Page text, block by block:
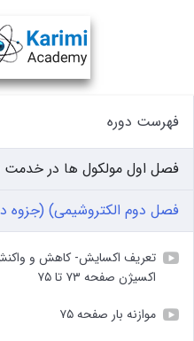
فهرست دوره
فصل اول مولکول ها در خدمت
فصل دوم الکتروشیمی) (جزوه
تعریف اکسایش- کاهش و
اکسیژن صفحه ۷۳ تا ۷۵
موازنه بار صفحه ۷۵